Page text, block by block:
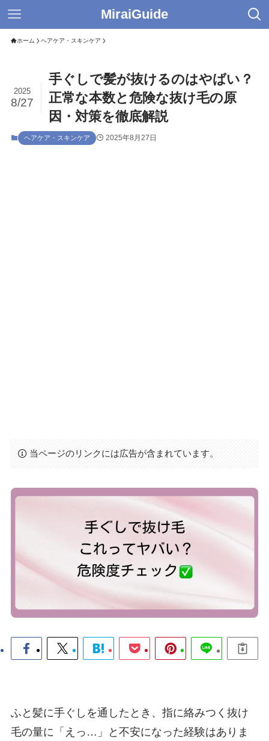
MiraiGuide
ホーム ヘアケア・スキンケア
手ぐしで髪が抜けるのはやばい？
正常な本数と危険な抜け毛の原
因・対策を徹底解説
2025
8/27
ヘアケア・スキンケア 2025年8月27日
当ページのリンクには広告が含まれています。
ふと髪に手ぐしを通したとき、指に絡みつく抜け
毛の量に「えっ…」と不安になった経験はありま